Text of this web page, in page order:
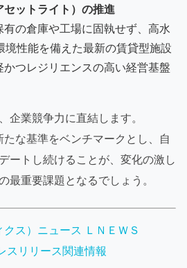
ットライト）の推進
有の倉庫や工場に固執せず、高水
境性能を備えた最新の賃貸型施設
かつレジリエンスの高い経営基盤
企業競争力に直結します。
たな基準をベンチマークとし、自
ートし続けることが、変化の激し
最重要課題となるでしょう。
ス）ニュース ＬＮＥＷＳ
スリリース関連情報